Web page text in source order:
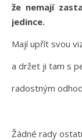
že nemají
jedince.
Mají upřít svou
a držet ji tam s
radostným
Žádné rady